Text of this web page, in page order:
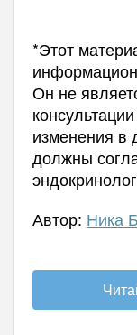
*Этот
Он не
изменения в
должны
Автор: Ника